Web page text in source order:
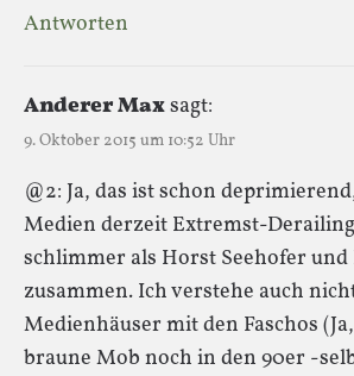
Antworten
Anderer Maxsagt:
9. Oktober 2015 um 10:52 Uhr
@2: Ja, das ist schon
Medien derzeit Extremst-
schlimmer als Horst Seehofer und
zusammen. Ich verstehe auch
Medienhäuser mit den Faschos
braune Mob noch in den 90er -